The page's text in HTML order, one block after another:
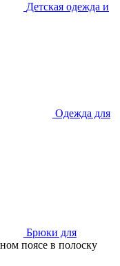
Детская одежда и
Одежда для
Брюки для
поясе в полоску